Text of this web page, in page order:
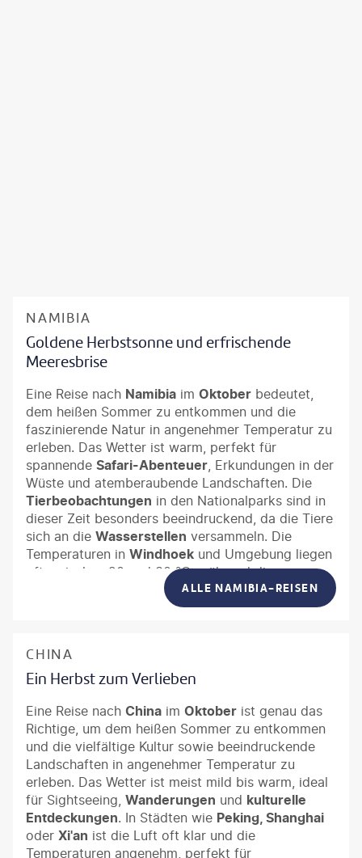
NAMIBIA
Goldene Herbstsonne und erfrischende
Meeresbrise
Eine Reise nach Namibia im Oktober bedeutet,
dem heißen Sommer zu entkommen und die
faszinierende Natur in angenehmer Temperatur zu
erleben. Das Wetter ist warm, perfekt für
spannende Safari-Abenteuer, Erkundungen in der
Wüste und atemberaubende Landschaften. Die
Tierbeobachtungen in den Nationalparks sind in
dieser Zeit besonders beeindruckend, da die Tiere
sich an die Wasserstellen versammeln. Die
Temperaturen in Windhoek und Umgebung liegen
oft zwischen 20 und 30 °C, während die
Wüstenregionen noch angenehm warm sind.
Namibia im Oktober bietet eine perfekte Mischung
und Schönheit Afrikas entdecken möchten.
ALLE NAMIBIA-REISEN
CHINA
Ein Herbst zum Verlieben
Eine Reise nach China im Oktober ist genau das
Richtige, um dem heißen Sommer zu entkommen
und die vielfältige Kultur sowie beeindruckende
Landschaften in angenehmer Temperatur zu
erleben. Das Wetter ist meist mild bis warm, ideal
für Sightseeing, Wanderungen und kulturelle
Entdeckungen. In Städten wie Peking, Shanghai
oder Xi'an ist die Luft oft klar und die
Temperaturen angenehm, perfekt für